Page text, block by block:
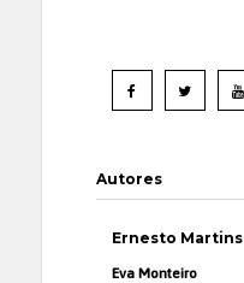
Autores
Ernesto Martins
Eva Monteiro